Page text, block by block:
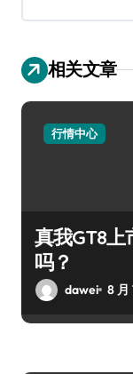
相关文章
行情中心
真我GT8
吗？
dawei 8 月